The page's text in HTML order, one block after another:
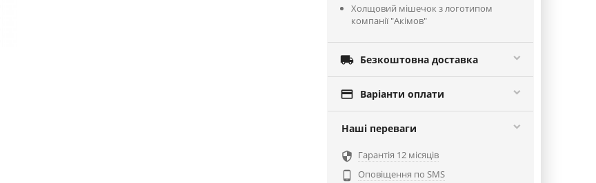
Холщовий мішечок з логотипом
компанії "Акімов"
 Безкоштовна доставка
 Варіанти оплати
Наші переваги
 Гарантія 12 місяців

Оповіщення по SMS